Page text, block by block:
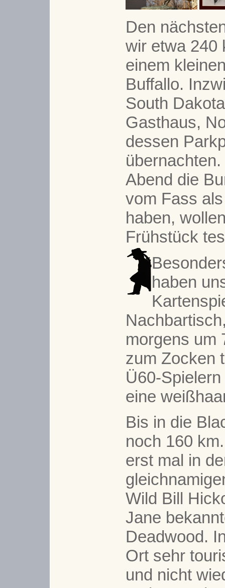
Den
wir etwa 240
einem
Buffallo.
South
Gasthaus,
dessen
Abend die
vom Fass
haben,
Frühstück
haben
morgens um
zum Zocken
Ü60-
eine
Bis in die
noch 160
erst mal in
Wild Bill
Jane
Deadwood.
Ort sehr
und nicht